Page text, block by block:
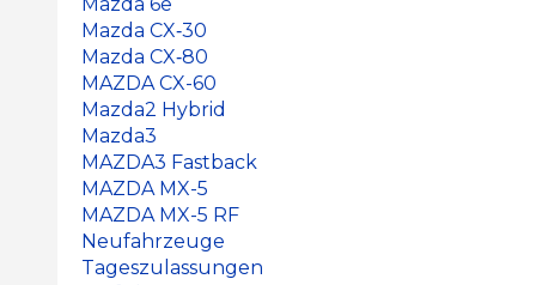
Mazda CX‑30
Mazda CX‑80
MAZDA CX-60
Mazda2 Hy­brid
Mazda3
MAZDA3 Fastback
MAZDA MX-5
MAZDA MX-5 RF
Neufahrzeuge
Tageszulassungen